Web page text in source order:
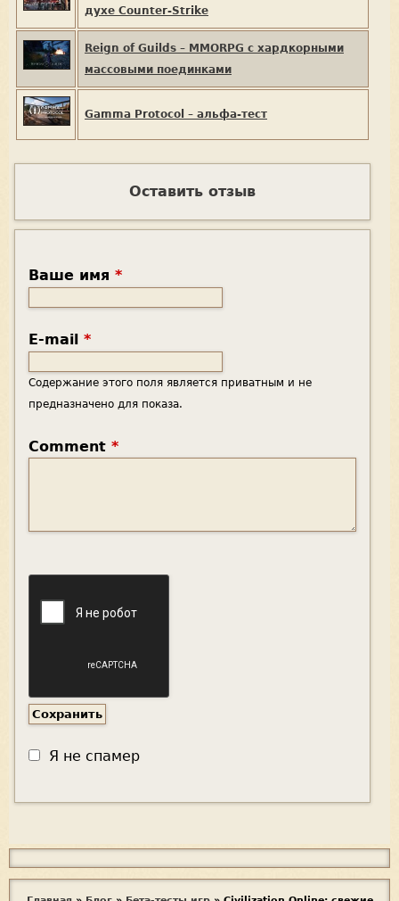
духе Counter-Strike
Reign of Guilds – MMORPG с хардкорными
массовыми поединками
Gamma Protocol – альфа-тест
Оставить отзыв
Ваше имя *
E-mail *
Содержание этого поля является приватным и не
предназначено для показа.
Comment *
Я не спамер
с
п